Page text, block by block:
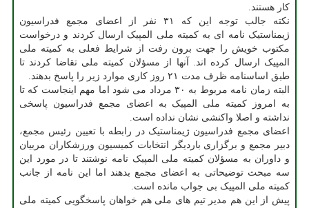
کار هستند.
نکته جالب توجه این که ۳۱ نفر از اعضای مجمع فدراسیون
ژیمناستیک نامه ای به کمیته ملی المپیک ارسال کردند و درخواست
مکتوب خویش را جهت برون رفت از شرایط فعلی به کمیته ملی
المپیک ارسال کرده اند. آنها از مسؤلان کمیته ملی تقاضا کردند تا
طبق اساسنامه ظرف مدت ۲۱ روز کاری موارد زیر را پاسخ بدهند.
البته زمان نامه مربوط به ۳۰ مرداد می شود اما مهم اینجاست که تا
به امروز کمیته ملی المپیک به اعضای مجمع فدراسیون پاسخی
نداشته و اصلا واکنشی نشان نداده است.
اعضای مجمع فدراسیون ژیمناستیک در رابطه با تعیین رئیس مجمع،
دبیر مجمع و برگزاری باردیگر انتخابات کمیسیون ورزشکاران مربیان
و داوران به مسؤلان کمیته ملی المپیک نامه نوشتند تا در مورد این
سه مبحث توضیحاتی به اعضای مجمع بدهند اما این نامه از جانب
کمیته ملی المپیک بی جواب مانده است.
پیش از این هم مدیر تیم های ملی هم خواهان پاسخگویی کمیته ملی